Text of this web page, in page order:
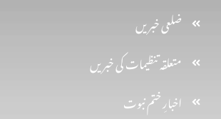
ضلعی خبریں
متعلقہ تنظیمات کی خبریں
اخبارِ ختم نبوت